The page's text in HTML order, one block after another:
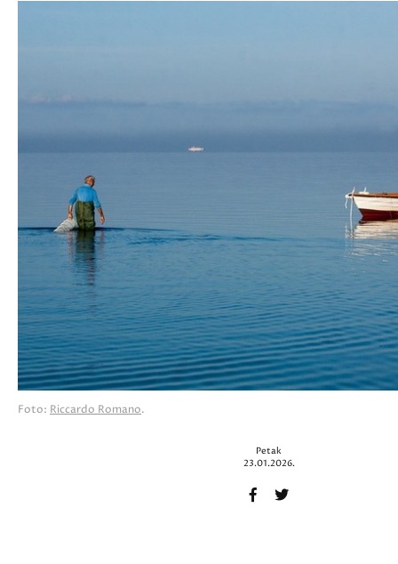
Foto: Riccardo Romano.
Petak
23.01.2026.